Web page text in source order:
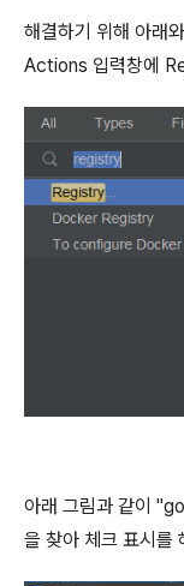
해결하기 위해 아래
Actions 입력창에
아래 그림과 같이
을 찾아 체크 표시를